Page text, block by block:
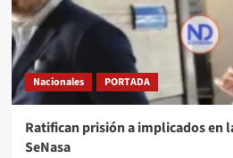
Nacionales PORTADA
Ratifican prisión a implicados en
SeNasa